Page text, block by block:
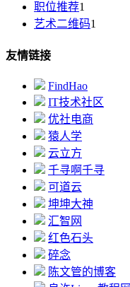
职位推荐1
艺术二维码1
友情链接
FindHao
IT技术社区
优社电商
猿人学
云立方
千寻啊千寻
可道云
坤坤大神
汇智网
红色石头
碎念
陈文管的博客